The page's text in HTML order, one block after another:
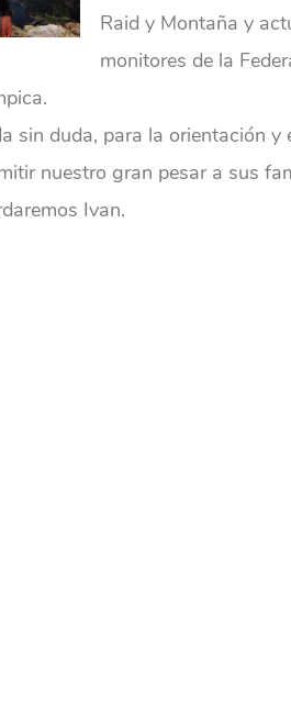
Raid y Montaña y
monitores de la
sin duda, para la orientación y
nuestro gran pesar a sus
Ivan.